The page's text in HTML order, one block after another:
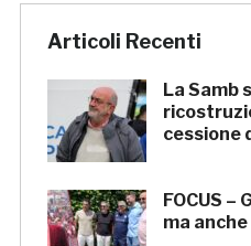
Articoli Recenti
La Samb
cessione
FOCUS
ma